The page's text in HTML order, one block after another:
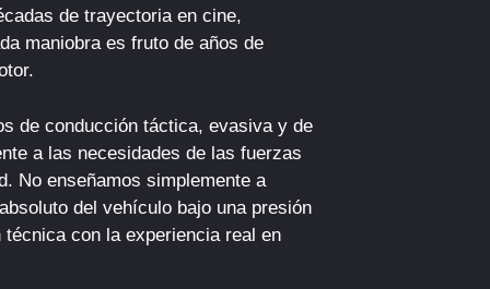
de trayectoria en cine,
maniobra es fruto de años de
de conducción táctica, evasiva y de
a las necesidades de las fuerzas
No enseñamos simplemente a
del vehículo bajo una presión
con la experiencia real en